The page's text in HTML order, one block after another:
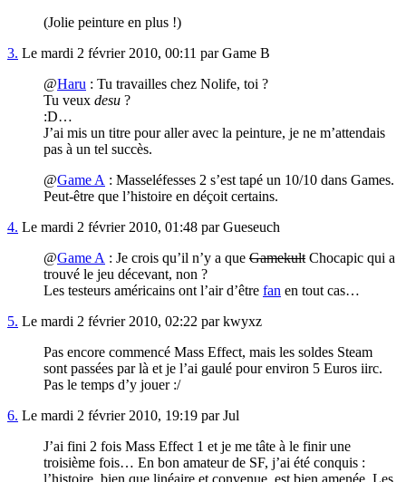
(Jolie peinture en plus !)
3. Le mardi 2 février 2010, 00:11 par Game B
@Haru : Tu travailles chez Nolife, toi ?
Tu veux desu ?
:D…
J’ai mis un titre pour aller avec la peinture, je ne m’attendais
pas à un tel succès.
@Game A : Masseléfesses 2 s’est tapé un 10/10 dans Games.
Peut-être que l’histoire en déçoit certains.
4. Le mardi 2 février 2010, 01:48 par Gueseuch
@Game A : Je crois qu’il n’y a que Gamekult Chocapic qui a
trouvé le jeu décevant, non ?
Les testeurs américains ont l’air d’être fan en tout cas…
5. Le mardi 2 février 2010, 02:22 par kwyxz
Pas encore commencé Mass Effect, mais les soldes Steam
sont passées par là et je l’ai gaulé pour environ 5 Euros iirc.
Pas le temps d’y jouer :/
6. Le mardi 2 février 2010, 19:19 par Jul
J’ai fini 2 fois Mass Effect 1 et je me tâte à le finir une
troisième fois… En bon amateur de SF, j’ai été conquis :
l’histoire, bien que linéaire et convenue, est bien amenée. Les